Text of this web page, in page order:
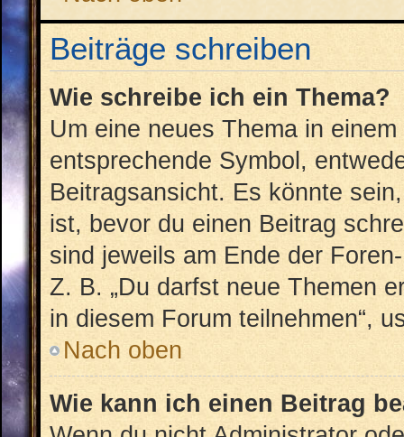
Beiträge schreiben
Wie schreibe ich ein Thema?
Um eine neues Thema in
entsprechende Symbol,
Beitragsansicht. Es könnte
ist, bevor du einen Beitrag
sind jeweils am Ende der
Z. B. „Du darfst neue Themen
in diesem Forum teilnehmen“,
Nach oben
Wie kann ich einen Beitrag